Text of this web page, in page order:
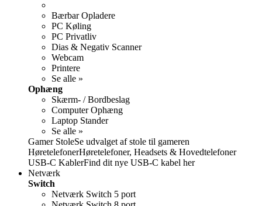
Bærbar Opladere
PC Køling
PC Privatliv
Dias & Negativ Scanner
Webcam
Printere
Se alle »
Ophæng
Skærm- / Bordbeslag
Computer Ophæng
Laptop Stander
Se alle »
Gamer StoleSe udvalget af stole til gameren
HøretelefonerHøretelefoner, Headsets & Hovedtelefoner
USB-C KablerFind dit nye USB-C kabel her
Netværk
Switch
Netværk Switch 5 port